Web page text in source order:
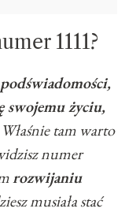
1111?
swojemu życiu,
tam warto
numer
rozwijaniu
musiała stać